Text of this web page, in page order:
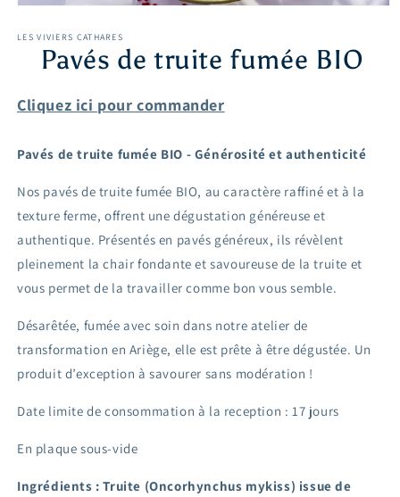
LES VIVIERS CATHARES
Pavés de truite fumée BIO
Cliquez ici pour commander
Pavés de truite fumée BIO - Générosité et authenticité
Nos pavés de truite fumée BIO, au caractère raffiné et à la
texture ferme, offrent une dégustation généreuse et
authentique. Présentés en pavés généreux, ils révèlent
pleinement la chair fondante et savoureuse de la truite et
vous permet de la travailler comme bon vous semble.
Désarêtée, fumée avec soin dans notre atelier de
transformation en Ariège, elle est prête à être dégustée. Un
produit d’exception à savourer sans modération !
Date limite de consommation à la reception : 17 jours
En plaque sous-vide
Ingrédients : Truite (Oncorhynchus mykiss) issue de